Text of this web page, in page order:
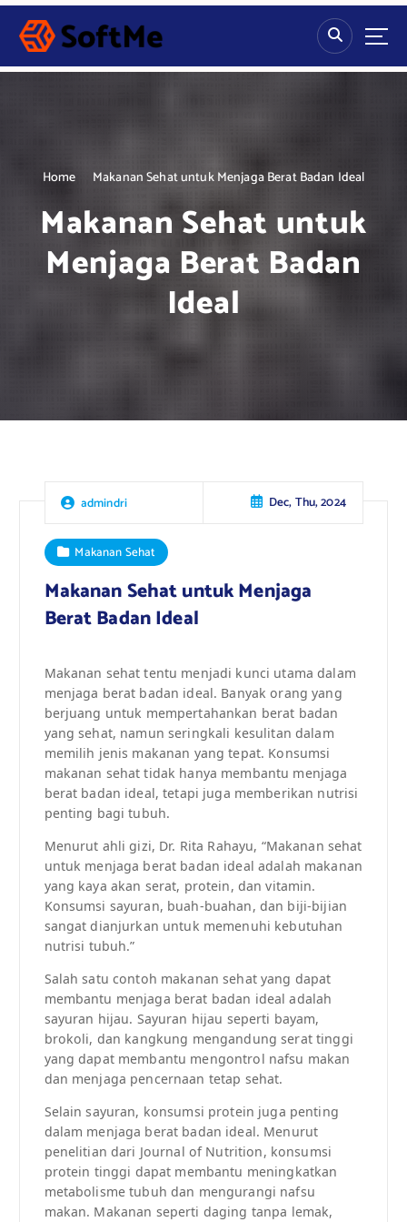
S
p
Home Makanan Sehat untuk Menjaga Berat Badan Ideal
Makanan Sehat untuk
Menjaga Berat Badan
Ideal
admindri Dec, Thu, 2024
Makanan Sehat
Makanan Sehat untuk Menjaga
Berat Badan Ideal
Makanan sehat tentu menjadi kunci utama dalam
menjaga berat badan ideal. Banyak orang yang
berjuang untuk mempertahankan berat badan
yang sehat, namun seringkali kesulitan dalam
memilih jenis makanan yang tepat. Konsumsi
makanan sehat tidak hanya membantu menjaga
berat badan ideal, tetapi juga memberikan nutrisi
penting bagi tubuh.
Menurut ahli gizi, Dr. Rita Rahayu, “Makanan sehat
untuk menjaga berat badan ideal adalah makanan
yang kaya akan serat, protein, dan vitamin.
Konsumsi sayuran, buah-buahan, dan biji-bijian
sangat dianjurkan untuk memenuhi kebutuhan
nutrisi tubuh.”
Salah satu contoh makanan sehat yang dapat
membantu menjaga berat badan ideal adalah
sayuran hijau. Sayuran hijau seperti bayam,
brokoli, dan kangkung mengandung serat tinggi
yang dapat membantu mengontrol nafsu makan
dan menjaga pencernaan tetap sehat.
Selain sayuran, konsumsi protein juga penting
dalam menjaga berat badan ideal. Menurut
penelitian dari Journal of Nutrition, konsumsi
protein tinggi dapat membantu meningkatkan
metabolisme tubuh dan mengurangi nafsu
makan. Makanan seperti daging tanpa lemak,